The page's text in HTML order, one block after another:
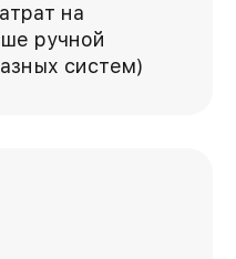
на
ручной
систем)